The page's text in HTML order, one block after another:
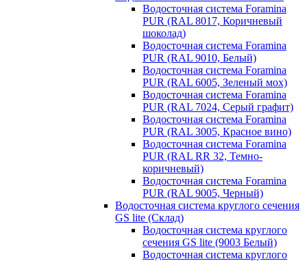
Водосточная система Foramina
PUR (RAL 8017, Коричневый
шоколад)
Водосточная система Foramina
PUR (RAL 9010, Белый)
Водосточная система Foramina
PUR (RAL 6005, Зеленый мох)
Водосточная система Foramina
PUR (RAL 7024, Серый графит)
Водосточная система Foramina
PUR (RAL 3005, Красное вино)
Водосточная система Foramina
PUR (RAL RR 32, Темно-
коричневый)
Водосточная система Foramina
PUR (RAL 9005, Черный)
Водосточная система круглого сечения
GS lite (Склад)
Водосточная система круглого
сечения GS lite (9003 Белый)
Водосточная система круглого